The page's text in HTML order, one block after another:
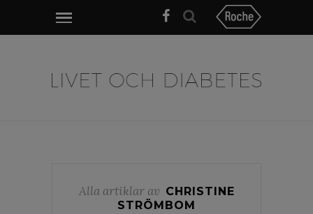
Alla artiklar av CHRISTINE
STRÖMBOM